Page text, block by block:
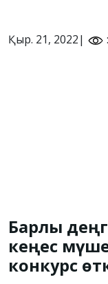
Қыр. 21, 2022|
Барлық
кеңес
конкурс